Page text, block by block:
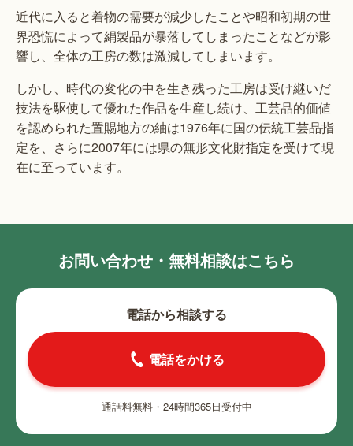
近代に入ると着物の需要が減少したことや昭和初期の世
界恐慌によって絹製品が暴落してしまったことなどが影
響し、全体の工房の数は激減してしまいます。
しかし、時代の変化の中を生き残った工房は受け継いだ
技法を駆使して優れた作品を生産し続け、工芸品的価値
を認められた置賜地方の紬は1976年に国の伝統工芸品指
定を、さらに2007年には県の無形文化財指定を受けて現
在に至っています。
お問い合わせ・無料相談はこちら
電話から相談する
電話をかける
通話料無料・24時間365日受付中